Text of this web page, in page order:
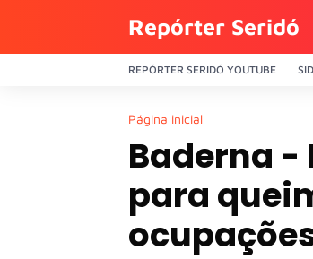
Repórter Seridó
REPÓRTER SERIDÓ YOUTUBE
Página inicial
Baderna
para